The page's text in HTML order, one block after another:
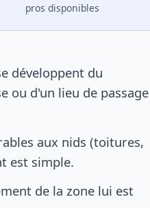
pros disponibles
développent du
ou d'un lieu de passage
aux nids (toitures,
est simple.
de la zone lui est